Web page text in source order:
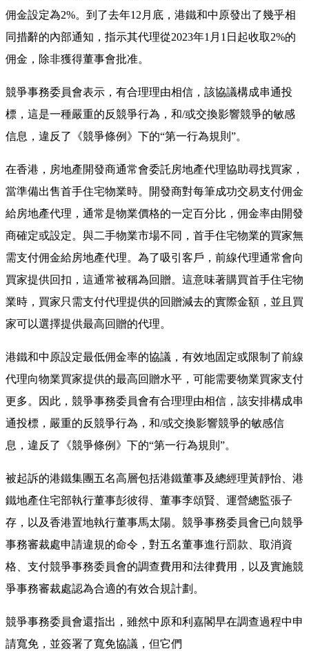
佣金設定為2%。到了去年12月底，港鐵和中原發出了幾乎相
同措辭的內部通知，指示其代理從2023年1月1日起收取2%的
佣金，除非獲得董事會批准。
競爭事務委員會表示，有合理理由相信，該協議構成串通投
標，這是一種嚴重的反競爭行為，和/或交換影響競爭的敏感
信息，違反了《競爭條例》下的“第一行為規則”。
在香港，房地產開發商通常會委託房地產代理協助尋找買家，
當準備出售首手住宅物業時。開發商對每筆成功交易支付佣金
給房地產代理，通常是物業價格的一定百分比，佣金率由開發
商確定或設定。與二手物業市場不同，首手住宅物業的買家無
需支付佣金給房地產代理。為了吸引客戶，前線代理通常會向
買家提供回扣，這通常被稱為回贈。這意味著購買首手住宅物
業時，買家只需支付代理提供的回贈減去的實際金額，並且買
家可以選擇提供最高回贈的代理。
港鐵和中原設定最低佣金率的協議，有效地固定或限制了前線
代理向物業買家提供的最高回贈水平，可能需要物業買家支付
更多。因此，競爭事務委員會有合理理由相信，該安排構成串
通投標，嚴重的反競爭行為，和/或交換影響競爭的敏感信
息，違反了《競爭條例》下的“第一行為規則”。
被起訴的港鐵集團五名高層包括港鐵董事及總經理黃靜怡、港
鐵地產住宅部執行董事彭彼得、董事李頌賢、運營總監張子
存，以及香港置地執行董事馬太陽。競爭事務委員會已向競爭
事務審裁處申請違規的命令，對五名董事進行罰款、取消資
格、支付競爭事務委員會的調查費用和法律費用，以及實施競
爭事務審裁處認為合適的有效合規計劃。
競爭事務委員會還指出，雖然中原和利嘉閣早在調查過程中申
請寬免，並簽署了寬免協議，但它們